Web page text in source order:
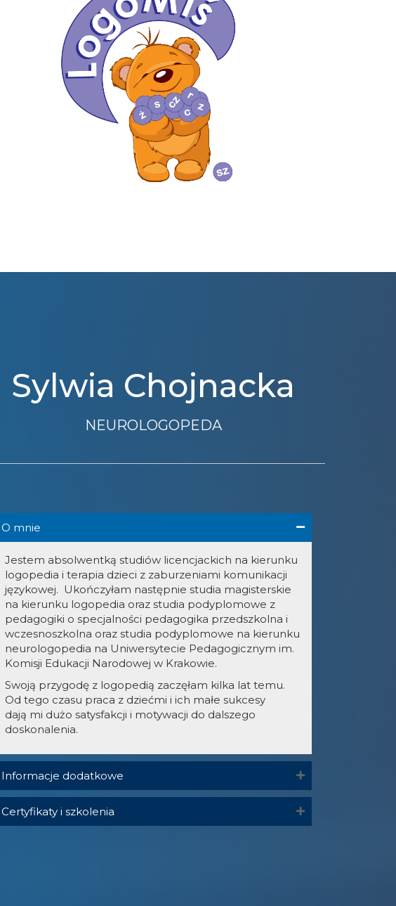
Sylwia Chojnacka
NEUROLOGOPEDA
O mnie
Jestem absolwentką studiów licencjackich na kierunku
logopedia i terapia dzieci z zaburzeniami komunikacji
językowej. Ukończyłam następnie studia magisterskie
na kierunku logopedia oraz studia podyplomowe z
pedagogiki o specjalności pedagogika przedszkolna i
wczesnoszkolna oraz studia podyplomowe na kierunku
neurologopedia na Uniwersytecie Pedagogicznym im.
Komisji Edukacji Narodowej w Krakowie.
Swoją przygodę z logopedią zaczęłam kilka lat temu.
Od tego czasu praca z dziećmi i ich małe sukcesy
dają mi dużo satysfakcji i motywacji do dalszego
doskonalenia.
Informacje dodatkowe
Certyfikaty i szkolenia